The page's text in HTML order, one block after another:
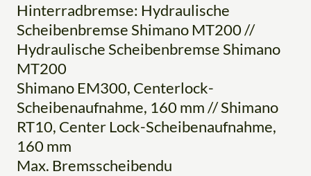
Hinterradbremse: Hydraulische
Scheibenbremse Shimano MT200 //
Hydraulische Scheibenbremse Shimano
MT200
Shimano EM300, Centerlock-
Scheibenaufnahme, 160 mm // Shimano
RT10, Center Lock-Scheibenaufnahme,
160 mm
Max. Bremsscheibendu